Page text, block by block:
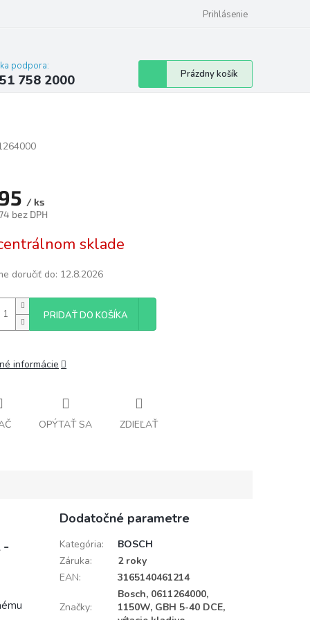
Prihlásenie
podpora:
758 2000
Nákupný
košík
Prázdny košík
/ ks
bez DPH
sklade
doručiť do: 12.8.2026
PRIDAŤ DO KOŠÍKA
informácie
OPÝTAŤ SA ZDIEĽAŤ
-
Dodatočné parametre
Kategória:
BOSCH
Záruka:
2 roky
EAN: 3165140461214
Značky:
Bosch, 0611264000,
1150W, GBH 5-40 DCE,